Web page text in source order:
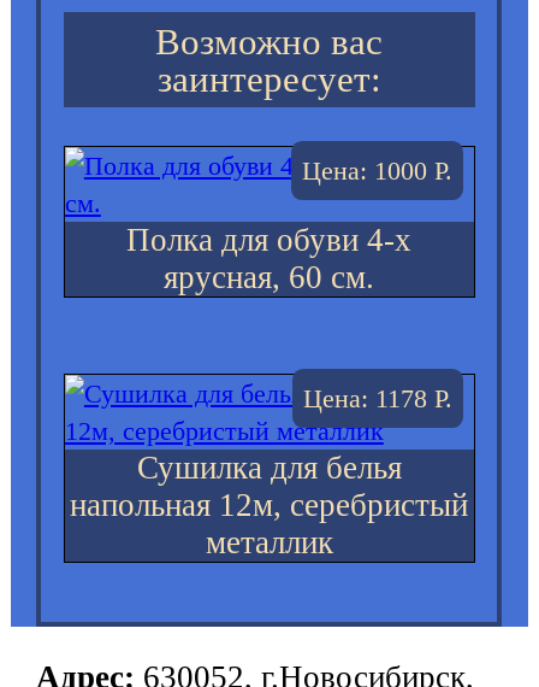
Возможно вас
заинтересует:
Цена: 1000 Р.
Полка для обуви 4-х
ярусная, 60 см.
Цена: 1178 Р.
Сушилка для белья
напольная 12м, серебристый
металлик
Адрес: 630052, г.Новосибирск,